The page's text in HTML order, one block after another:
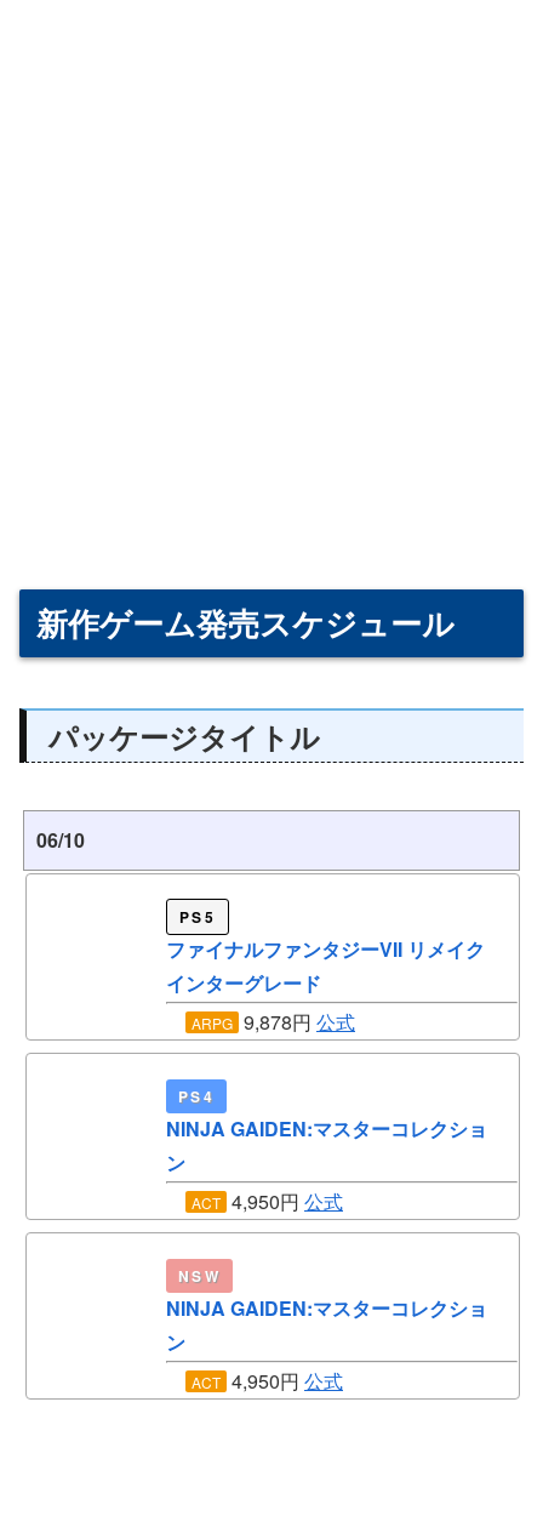
新作ゲーム発売スケジュール
パッケージタイトル
06/10
PS5
ファイナルファンタジーVII リメイク
インターグレード
ARPG 9,878円 公式
PS4
NINJA GAIDEN:マスターコレクショ
ン
ACT 4,950円 公式
NSW
NINJA GAIDEN:マスターコレクショ
ン
ACT 4,950円 公式